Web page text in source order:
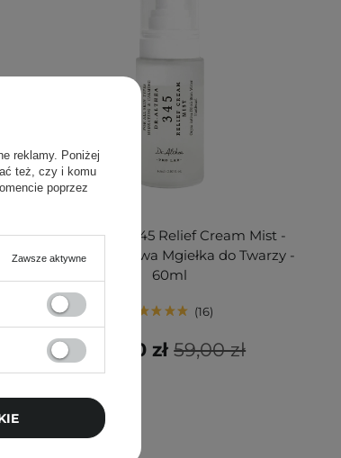
Dr. Althea - 345 Relief Cream Mist -
Kojąca Kremowa Mgiełka do Twarzy -
60ml
16
59,00 zł
38,40 zł
reklamy. Poniżej
też, czy i komu
poprzez
Zawsze aktywne